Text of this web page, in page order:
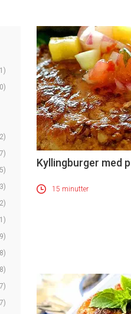
Kyllingburger med
15 minutter